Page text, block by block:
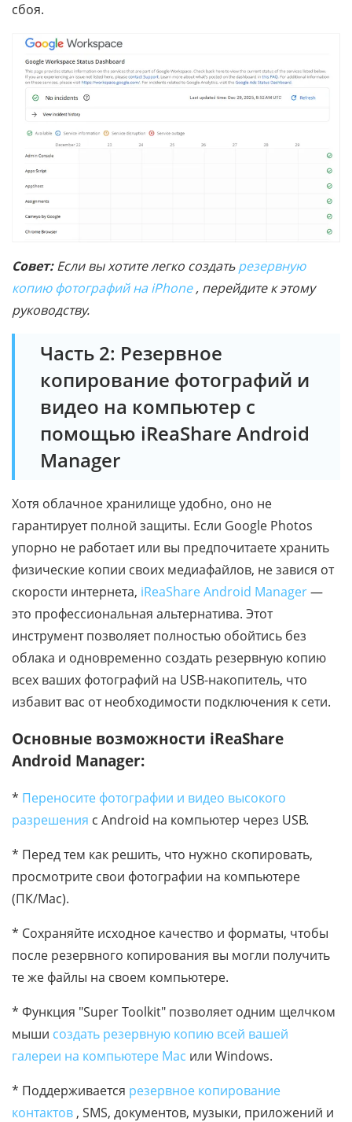
сбоя.
Совет:Если вы хотите легко создатьрезервную
копию фотографий на iPhone, перейдите к этому
руководству.
Часть 2: Резервное
копирование фотографий и
видео на компьютер с
помощью iReaShare Android
Manager
Хотя облачное хранилище удобно, оно не
гарантирует полной защиты. Если Google Photos
упорно не работает или вы предпочитаете хранить
физические копии своих медиафайлов, не завися от
скорости интернета, iReaShare Android Manager—
это профессиональная альтернатива. Этот
инструмент позволяет полностью обойтись без
облака и одновременно создать резервную копию
всех ваших фотографий на USB-накопитель, что
избавит вас от необходимости подключения к сети.
Основные возможности iReaShare
Android Manager:
* Переносите фотографии и видео высокого
разрешения с Android на компьютер через USB.
* Перед тем как решить, что нужно скопировать,
просмотрите свои фотографии на компьютере
(ПК/Mac).
* Сохраняйте исходное качество и форматы, чтобы
после резервного копирования вы могли получить
те же файлы на своем компьютере.
* Функция "Super Toolkit" позволяет одним щелчком
мыши создать резервную копию всей вашей
галереи на компьютере Mac или Windows.
* Поддерживается резервное копирование
контактов , SMS, документов, музыки, приложений и